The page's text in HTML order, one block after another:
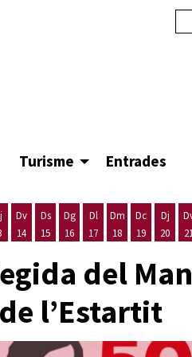
Turisme Entrades
Dv
14
Ds
15
Dg
16
Dl
17
Dm
18
Dc
19
Dj
20
del
l’Estartit